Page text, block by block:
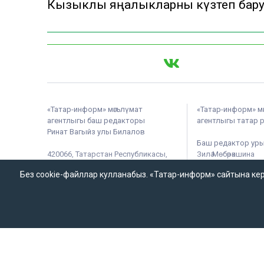
Кызыклы яңалыкларны күзәтеп
«Татар-информ» мәгълүмат
агентлыгы баш редакторы
Ринат Вагыйз улы Билалов
420066, Татарстан Республикасы,
«ТАТМЕДИА» акционерлык
«Татар-информ»
агентлыгы татар
Баш редактор
Зилә Мөбәрәкшина
Без cookie-файллар кулланабыз. «Татар-информ» сайтына